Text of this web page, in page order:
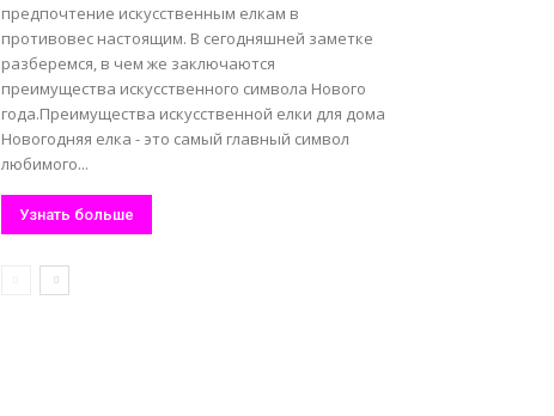
предпочтение искусственным елкам в
противовес настоящим. В сегодняшней заметке
разберемся, в чем же заключаются
преимущества искусственного символа Нового
года.Преимущества искусственной елки для дома
Новогодняя елка - это самый главный символ
любимого...
Узнать больше